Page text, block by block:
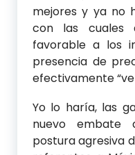
mejores y ya no
con las cuales
favorable a los
presencia de
efectivamente
Yo lo haría, las
nuevo embate
postura agresiva